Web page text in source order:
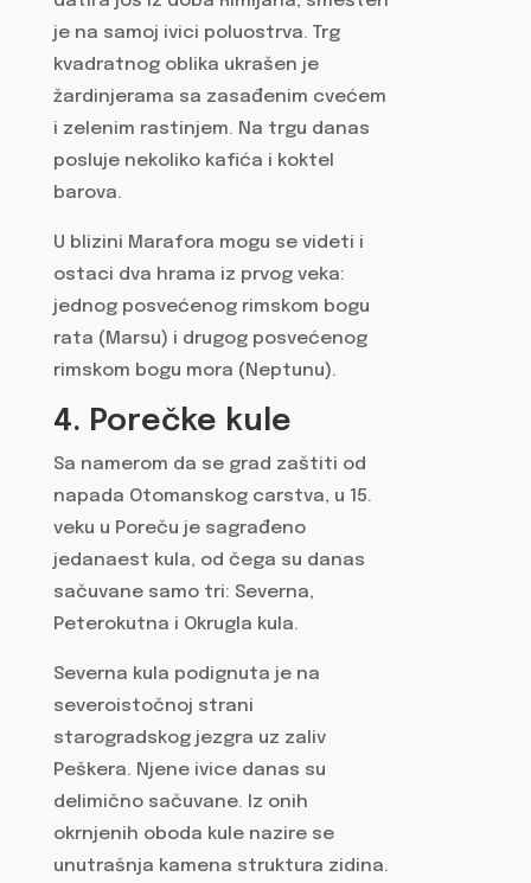
je na samoj ivici poluostrva. Trg
kvadratnog oblika ukrašen je
žardinjerama sa zasađenim cvećem
i zelenim rastinjem. Na trgu danas
posluje nekoliko kafića i koktel
barova.
U blizini Marafora mogu se videti i
ostaci dva hrama iz prvog veka:
jednog posvećenog rimskom bogu
rata (Marsu) i drugog posvećenog
rimskom bogu mora (Neptunu).
4. Porečke kule
Sa namerom da se grad zaštiti od
napada Otomanskog carstva, u 15.
veku u Poreču je sagrađeno
jedanaest kula, od čega su danas
sačuvane samo tri: Severna,
Peterokutna i Okrugla kula.
Severna kula podignuta je na
severoistočnoj strani
starogradskog jezgra uz zaliv
Peškera. Njene ivice danas su
delimično sačuvane. Iz onih
okrnjenih oboda kule nazire se
unutrašnja kamena struktura zidina.